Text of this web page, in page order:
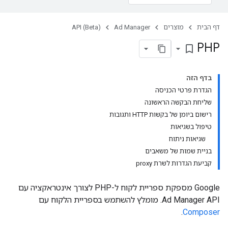
דף הבית מוצרים Ad Manager
API (Beta)
PHP
bookmark_border
בדף הזה
הגדרת פרטי הכניסה
שליחת הבקשה הראשונה
רישום ביומן של בקשות HTTP ותגובות
טיפול בשגיאות
שגיאות ניתוח
בניית שמות של משאבים
קביעת הגדרות לשרת proxy
Google מספקת ספריית לקוח ל-PHP לצורך אינטראקציה עם
Ad Manager API. מומלץ להשתמש בספריית הלקוח עם
Composer
.